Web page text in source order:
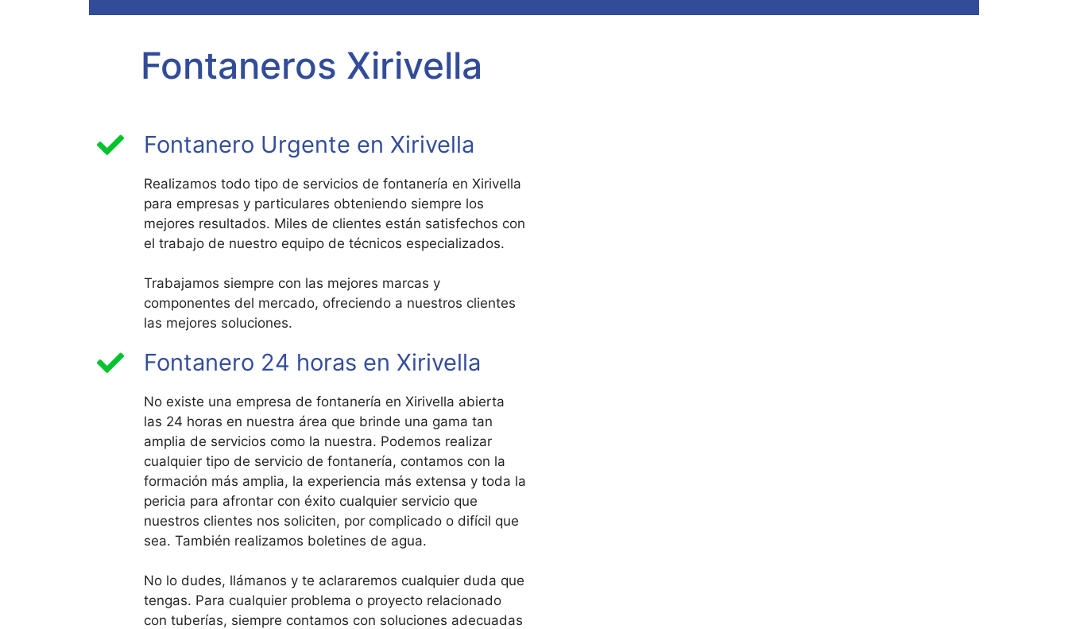
Fontaneros Xirivella
Fontanero Urgente en Xirivella
Realizamos todo tipo de servicios de fontanería en Xirivella
para empresas y particulares obteniendo siempre los
mejores resultados. Miles de clientes están satisfechos con
el trabajo de nuestro equipo de técnicos especializados.
Trabajamos siempre con las mejores marcas y
componentes del mercado, ofreciendo a nuestros clientes
las mejores soluciones.
Fontanero 24 horas en Xirivella
No existe una empresa de fontanería en Xirivella abierta
las 24 horas en nuestra área que brinde una gama tan
amplia de servicios como la nuestra. Podemos realizar
cualquier tipo de servicio de fontanería, contamos con la
formación más amplia, la experiencia más extensa y toda la
pericia para afrontar con éxito cualquier servicio que
nuestros clientes nos soliciten, por complicado o difícil que
sea. También realizamos boletines de agua.
No lo dudes, llámanos y te aclararemos cualquier duda que
tengas. Para cualquier problema o proyecto relacionado
con tuberías, siempre contamos con soluciones adecuadas